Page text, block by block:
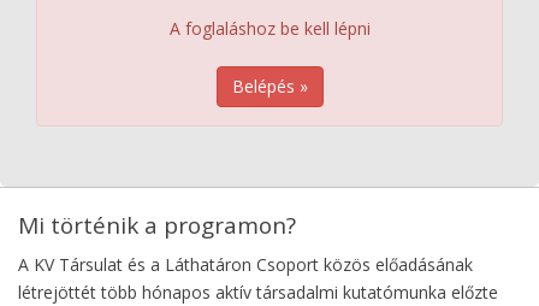
A foglaláshoz be kell lépni
Belépés »
Mi történik a programon?
A KV Társulat és a Láthatáron Csoport közös előadásának
létrejöttét több hónapos aktív társadalmi kutatómunka előzte